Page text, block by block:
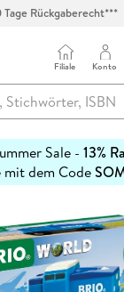
Tage Rückgaberecht***
Filiale Konto
Sale - 13%
dem Code